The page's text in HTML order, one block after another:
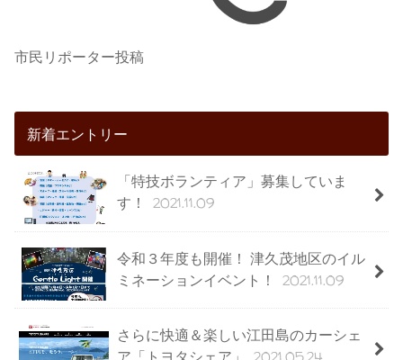
市民リポーター投稿
新着エントリー
「特技ボランティア」募集していま
す！
2021.11.09
令和３年度も開催！ 津久茂地区のイル
ミネーションイベント！
2021.11.09
さらに快適＆楽しい江田島のカーシェ
ア「トヨタシェア」